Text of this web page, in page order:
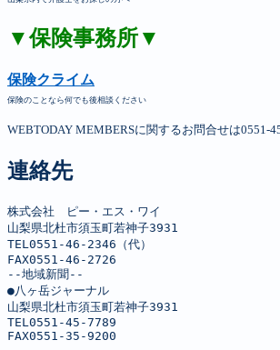
▼保険事務所▼
保険クライム
保険のことなら何でも後相談ください
WEBTODAY MEMBERSに関するお問合せは0551-
連絡先
株式会社　ピー・エス・ワイ
山梨県北杜市須玉町若神子3931
TEL0551-46-2346（代）
FAX0551-46-2726
--地域新聞--
●八ヶ岳ジャーナル
山梨県北杜市須玉町若神子3931
TEL0551-45-7789
FAX0551-35-9200